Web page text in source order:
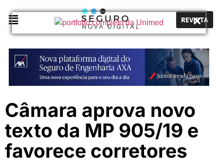
REVISTA
Câmara aprova novo
texto da MP 905/19 e
favorece corretores